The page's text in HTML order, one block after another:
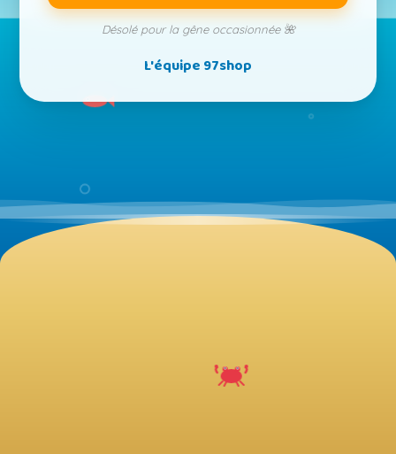
Désolé pour la gêne occasionnée 🌺
L'équipe 97shop